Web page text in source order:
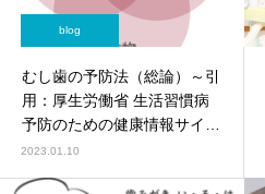
blog
むし歯の予防法（総論）～引
用：厚生労働省 生活習慣病
予防のための健康情報サイト
～
2023.01.10